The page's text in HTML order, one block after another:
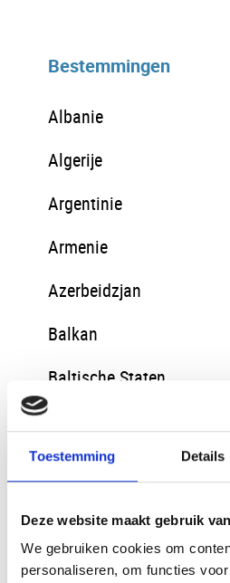
Toestemming Details
Deze website maakt gebruik
We gebruiken cookies om
personaliseren, om functies
Bestemmingen
Albanie
Algerije
Argentinie
Armenie
Azerbeidzjan
Balkan
Baltische Staten
Belize
Brazilie